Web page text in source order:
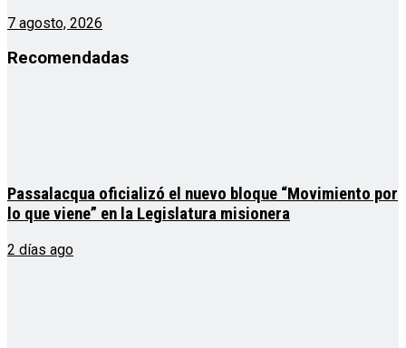
7 agosto, 2026
Recomendadas
Passalacqua oficializó el nuevo bloque “Movimiento por
lo que viene” en la Legislatura misionera
2 días ago